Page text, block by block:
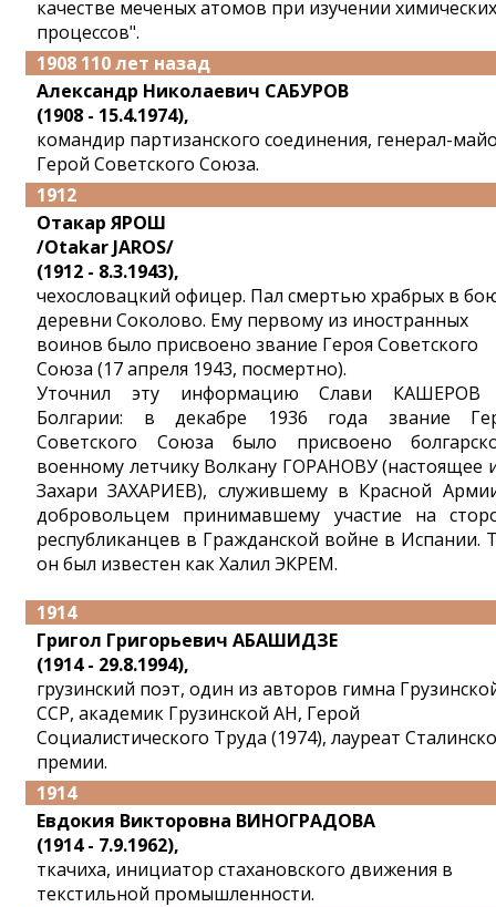
качестве меченых атомов при изучении химических
процессов".
1908 110 лет назад
Александр Николаевич САБУРОВ
(1908 - 15.4.1974),
командир партизанского соединения, генерал-
Герой Советского Союза.
1912
Отакар ЯРОШ
/Otakar JAROS/
(1912 - 8.3.1943),
чехословацкий офицер. Пал смертью храбрых в
деревни Соколово. Ему первому из иностранных
воинов было присвоено звание Героя Советского
Союза (17 апреля 1943, посмертно).
Уточнил эту информацию Слави КАШЕРОВ
Болгарии: в декабре 1936 года звание
Советского Союза было присвоено
военному летчику Волкану ГОРАНОВУ (настоящее
Захари ЗАХАРИЕВ), служившему в Красной
добровольцем принимавшему участие на
республиканцев в Гражданской войне в Испании.
он был известен как Халил ЭКРЕМ.
1914
Григол Григорьевич АБАШИДЗЕ
(1914 - 29.8.1994),
грузинский поэт, один из авторов гимна
ССР, академик Грузинской АН, Герой
Социалистического Труда (1974), лауреат
премии.
1914
Евдокия Викторовна ВИНОГРАДОВА
(1914 - 7.9.1962),
ткачиха, инициатор стахановского движения в
текстильной промышленности.